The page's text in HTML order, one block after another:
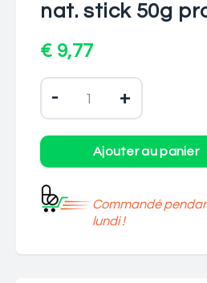
nat. stick 50g
€ 9,77
- +
Commandé
lundi !